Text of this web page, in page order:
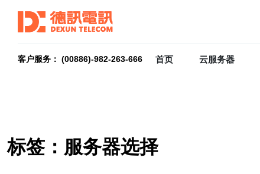
客户服务： (00886)-982-263-666 首页 云服务器
标签：服务器选择